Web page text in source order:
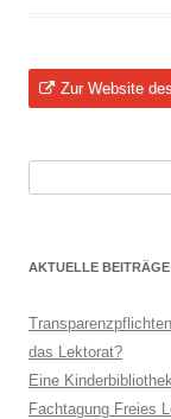
Zur Website
AKTUELLE BEITRÄGE
das Lektorat?
Eine
Fachtagung Freies